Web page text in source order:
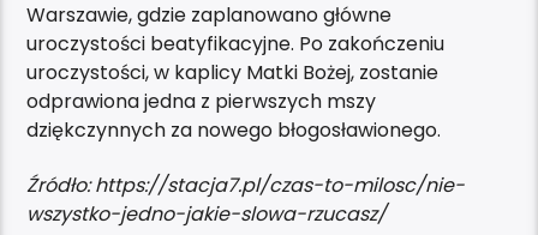
Warszawie, gdzie zaplanowano główne
uroczystości beatyfikacyjne. Po zakończeniu
uroczystości, w kaplicy Matki Bożej, zostanie
odprawiona jedna z pierwszych mszy
dziękczynnych za nowego błogosławionego.
Źródło: https://stacja7.pl/czas-to-milosc/nie-
wszystko-jedno-jakie-slowa-rzucasz/